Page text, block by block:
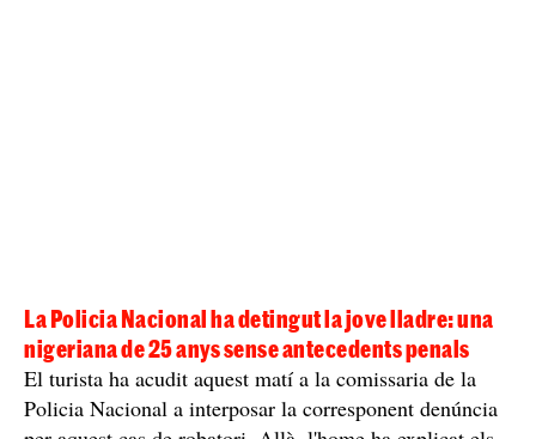
La Policia Nacional ha detingut la jove lladre: una
nigeriana de 25 anys sense antecedents penals
El turista ha acudit aquest matí a la comissaria de la
Policia Nacional a interposar la corresponent denúncia